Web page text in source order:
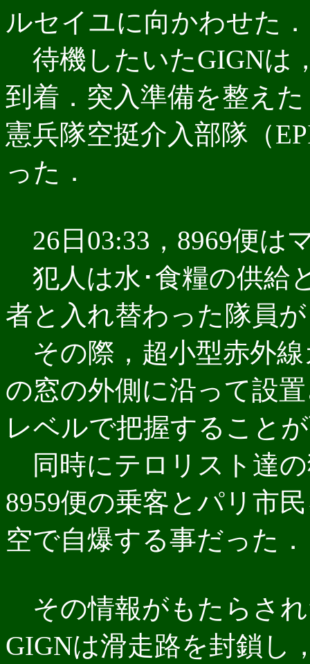
ルセイユに向かわせた．
待機したいたGIGNは
到着．突入準備を整え
憲兵隊空挺介入部隊（
った．
26日03:33，8969便は
犯人は水･食糧の供給
者と入れ替わった隊員
その際，超小型赤外
の窓の外側に沿って設
レベルで把握すること
同時にテロリスト達
8959便の乗客とパリ市
空で自爆する事だった．
その情報がもたらさ
GIGNは滑走路を封鎖し